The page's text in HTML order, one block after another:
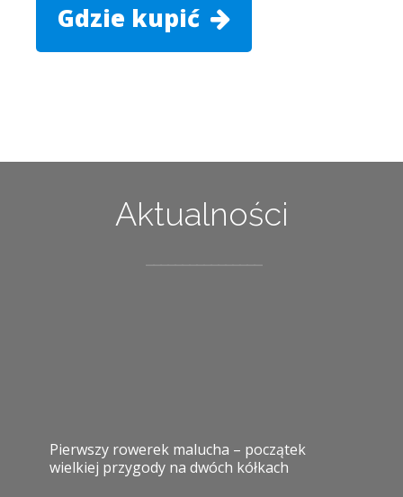
Gdzie kupić
Aktualności
Pierwszy rowerek malucha – początek
wielkiej przygody na dwóch kółkach